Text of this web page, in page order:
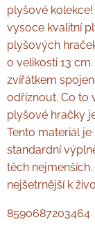
plyšové
vysoce kvalitní
plyšových
o velikosti 13
zvířátkem
odříznout. Co to
plyšové hračky
Tento materiál
standardní
těch
nejšetrnější k
8590687203464